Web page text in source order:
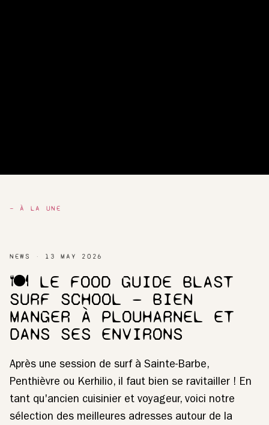
— À LA UNE
NEWS 13 MAY 2026
🍽️ LE FOOD GUIDE BLAST
SURF SCHOOL — BIEN
MANGER À PLOUHARNEL ET
DANS SES ENVIRONS
Après une session de surf à Sainte-Barbe,
Penthièvre ou Kerhilio, il faut bien se ravitailler ! En
tant qu'ancien cuisinier et voyageur, voici notre
sélection des meilleures adresses autour de la